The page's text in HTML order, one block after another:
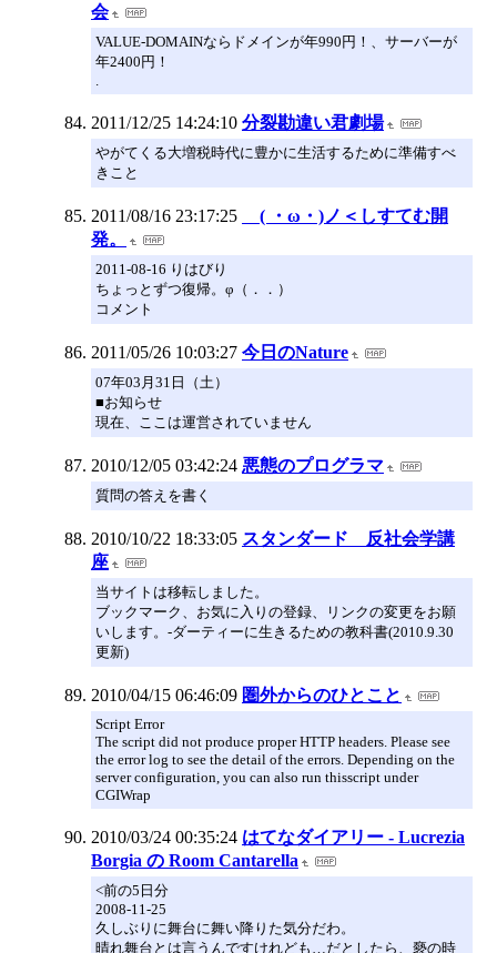
会
VALUE-DOMAINならドメインが年990円！、サーバーが
年2400円！
2011/12/25 14:24:10 分裂勘違い君劇場
やがてくる大増税時代に豊かに生活するために準備すべ
きこと
2011/08/16 23:17:25
( ・ω・)ノ＜しすてむ開
発。
2011-08-16 りはびり
ちょっとずつ復帰。φ（．．）
コメント
2011/05/26 10:03:27 今日のNature
07年03月31日（土）
■お知らせ
現在、ここは運営されていません
2010/12/05 03:42:24 悪態のプログラマ
質問の答えを書く
2010/10/22 18:33:05 スタンダード 反社会学講
座
当サイトは移転しました。
ブックマーク、お気に入りの登録、リンクの変更をお願
いします。-ダーティーに生きるための教科書(2010.9.30
更新)
2010/04/15 06:46:09 圏外からのひとこと
Script Error
The script did not produce proper HTTP headers. Please see
the error log to see the detail of the errors. Depending on the
server configuration, you can also run thisscript under
CGIWrap
2010/03/24 00:35:24 はてなダイアリー - Lucrezia
Borgia の Room Cantarella
<前の5日分
2008-11-25
久しぶりに舞台に舞い降りた気分だわ。
晴れ舞台とは言うんですけれども…だとしたら、褻の時